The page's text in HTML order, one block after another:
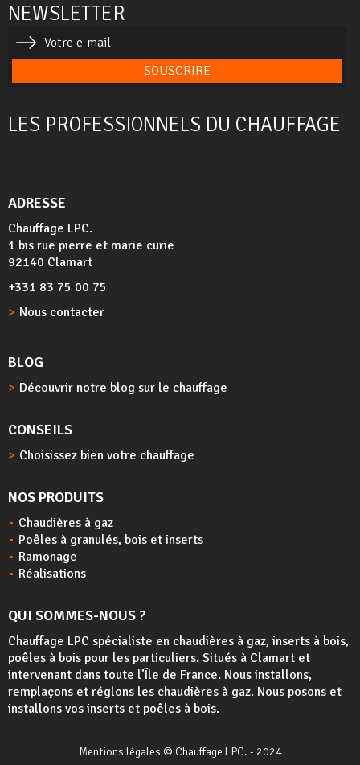
NEWSLETTER
SOUSCRIRE
LES PROFESSIONNELS DU CHAUFFAGE
ADRESSE
Chauffage LPC.
1 bis rue pierre et marie curie
92140 Clamart
+331 83 75 00 75
Nous contacter
BLOG
Découvrir notre blog sur le chauffage
CONSEILS
Choisissez bien votre chauffage
NOS PRODUITS
Chaudières à gaz
Poêles à granulés, bois et inserts
Ramonage
Réalisations
QUI SOMMES-NOUS ?
Chauffage LPC spécialiste en chaudières à gaz, inserts à bois,
poêles à bois pour les particuliers. Situés à Clamart et
intervenant dans toute l’Île de France. Nous installons,
remplaçons et réglons les chaudières à gaz. Nous posons et
installons vos inserts et poêles à bois.
Mentions légales © Chauffage LPC. - 2024